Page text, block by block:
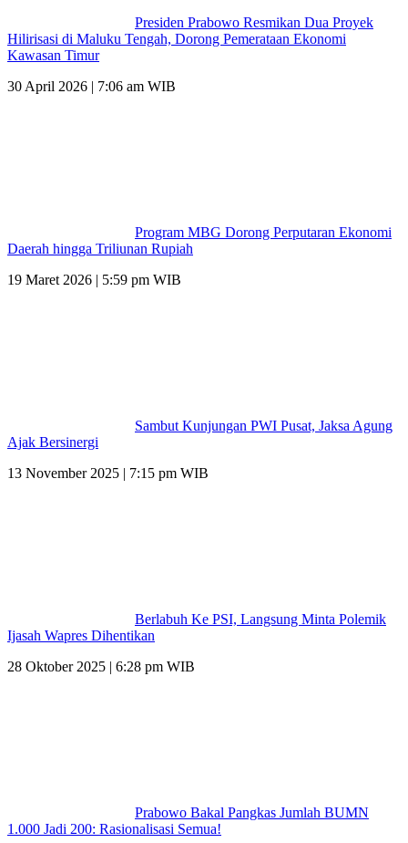
Presiden Prabowo Resmikan Dua Proyek
Hilirisasi di Maluku Tengah, Dorong Pemerataan Ekonomi
Kawasan Timur
30 April 2026 | 7:06 am WIB
Program MBG Dorong Perputaran Ekonomi
Daerah hingga Triliunan Rupiah
19 Maret 2026 | 5:59 pm WIB
Sambut Kunjungan PWI Pusat, Jaksa Agung
Ajak Bersinergi
13 November 2025 | 7:15 pm WIB
Berlabuh Ke PSI, Langsung Minta Polemik
Ijasah Wapres Dihentikan
28 Oktober 2025 | 6:28 pm WIB
Prabowo Bakal Pangkas Jumlah BUMN
1.000 Jadi 200: Rasionalisasi Semua!